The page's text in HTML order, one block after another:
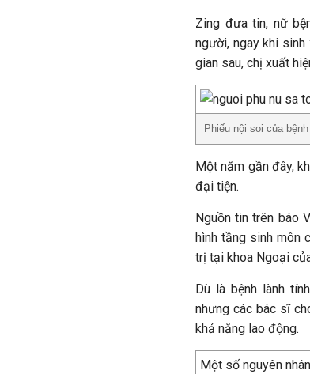
Zing đưa tin, nữ
người, ngay khi
gian sau, chị xuất
Phiếu nội soi của
Một năm gần đây,
đại tiện.
Nguồn tin trên báo
hình tầng sinh môn
trị tại khoa Ngoại
Dù là bệnh lành
nhưng các bác sĩ
khả năng lao động.
Một số nguyên